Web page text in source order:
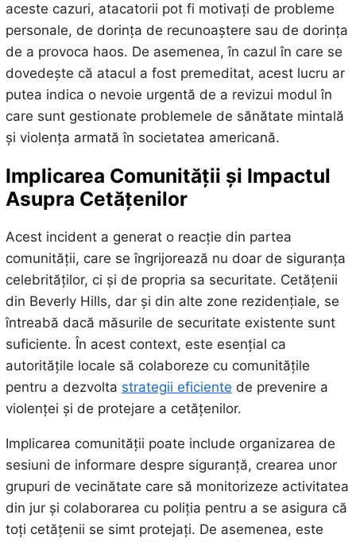
aceste cazuri, atacatorii pot fi motivați de probleme
personale, de dorința de recunoaștere sau de dorința
de a provoca haos. De asemenea, în cazul în care se
dovedește că atacul a fost premeditat, acest lucru ar
putea indica o nevoie urgentă de a revizui modul în
care sunt gestionate problemele de sănătate mintală
și violența armată în societatea americană.
Implicarea Comunității și Impactul
Asupra Cetățenilor
Acest incident a generat o reacție din partea
comunității, care se îngrijorează nu doar de siguranța
celebrităților, ci și de propria sa securitate. Cetățenii
din Beverly Hills, dar și din alte zone rezidențiale, se
întreabă dacă măsurile de securitate existente sunt
suficiente. În acest context, este esențial ca
autoritățile locale să colaboreze cu comunitățile
pentru a dezvolta strategii eficiente de prevenire a
violenței și de protejare a cetățenilor.
Implicarea comunității poate include organizarea de
sesiuni de informare despre siguranță, crearea unor
grupuri de vecinătate care să monitorizeze activitatea
din jur și colaborarea cu poliția pentru a se asigura că
toți cetățenii se simt protejați. De asemenea, este